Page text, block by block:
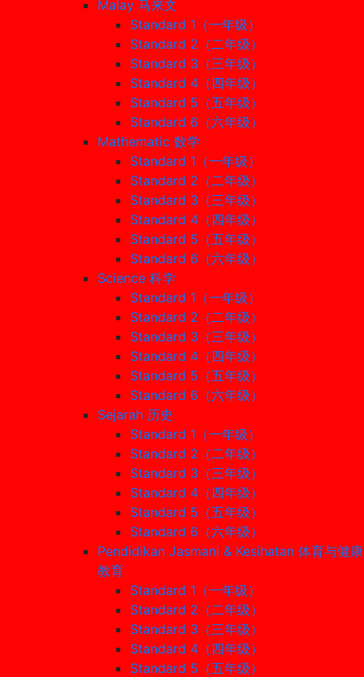
Malay 马来文
Standard 1（一年级）
Standard 2（二年级）
Standard 3（三年级）
Standard 4（四年级）
Standard 5（五年级）
Standard 6（六年级）
Mathematic 数学
Standard 1（一年级）
Standard 2（二年级）
Standard 3（三年级）
Standard 4（四年级）
Standard 5（五年级）
Standard 6（六年级）
Science 科学
Standard 1（一年级）
Standard 2（二年级）
Standard 3（三年级）
Standard 4（四年级）
Standard 5（五年级）
Standard 6（六年级）
Sejarah 历史
Standard 1（一年级）
Standard 2（二年级）
Standard 3（三年级）
Standard 4（四年级）
Standard 5（五年级）
Standard 6（六年级）
Pendidikan Jasmani & Kesihatan 体育与健康
教育
Standard 1（一年级）
Standard 2（二年级）
Standard 3（三年级）
Standard 4（四年级）
Standard 5（五年级）